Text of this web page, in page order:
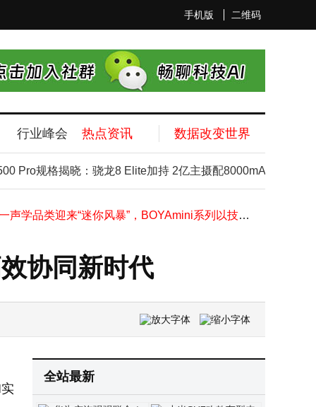
手机版 二维码
行业峰会 热点资讯 数据改变世界
Pro规格揭晓：骁龙8 Elite加持 2亿主摄配8000mAh大电池
百度发布多项AI重磅成果，李彦宏：内化AI能力让智能不再是成本而是生产力
合合信息与上海交通大学开展课题合作研究，共探智能文档图像处理前沿技术
Excel服务器2025实现了不用安装Excel也能实现Excel共享
盛会·智育未来——大沩赋能AI体育教育高质量发展
协同新时代
全站最新